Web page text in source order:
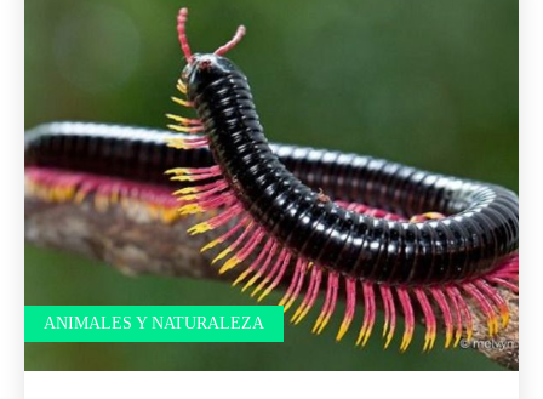
ANIMALES Y NATURALEZA